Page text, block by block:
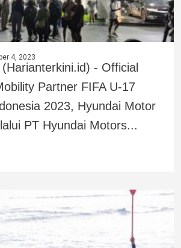
4, 2023
- Official
Partner FIFA U-17
2023, Hyundai Motor
PT Hyundai Motors...